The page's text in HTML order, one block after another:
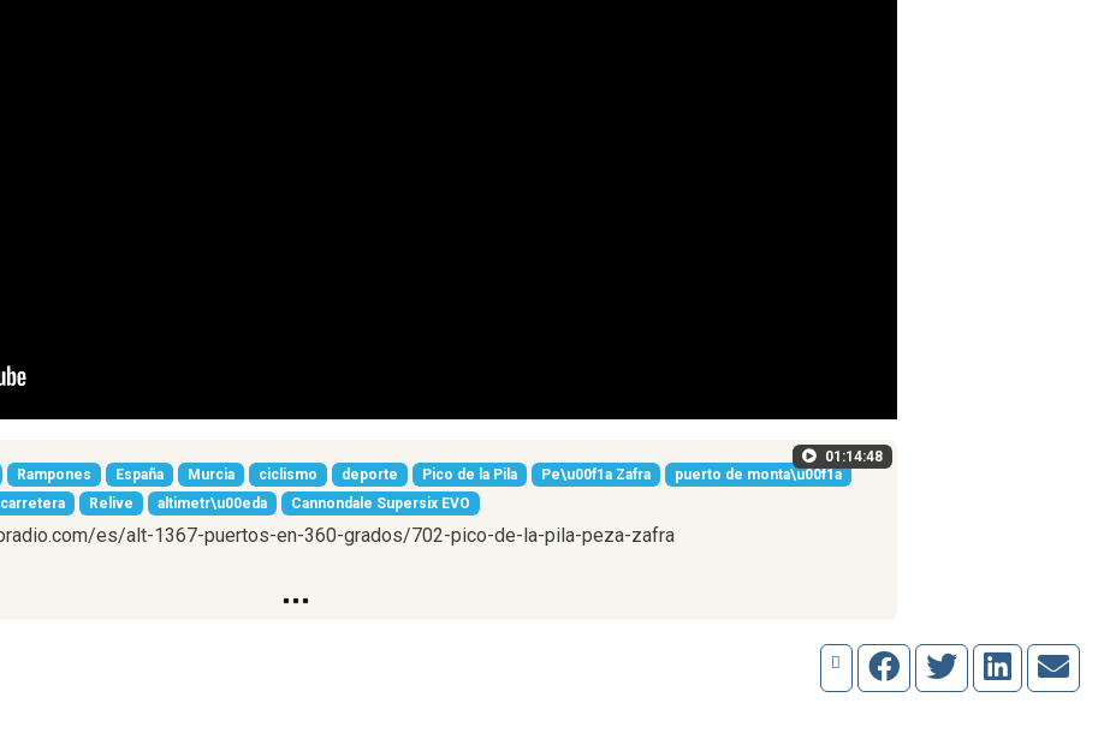
01:14:48
Rampones España Murcia ciclismo deporte Pico de la Pila Pe\u00f1a Zafra
puerto de monta\u00f1a
Relive altimetr\u00eda Cannondale Supersix EVO
es/alt-1367-puertos-en-360-grados/702-pico-de-la-pila-peza-zafra